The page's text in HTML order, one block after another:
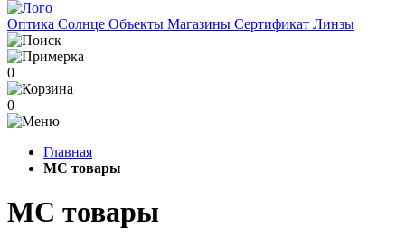
Оптика Солнце Объекты Магазины Сертификат Линзы
0
0
Главная
МС товары
МС товары